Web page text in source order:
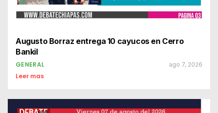
Augusto Borraz entrega 10 cayucos en Cerro
Bankil
GENERAL ago 7, 2026
Leer mas